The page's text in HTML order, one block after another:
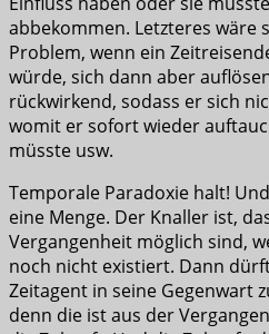
abbekommen. Letzteres wäre
Problem, wenn ein
würde, sich dann aber
rückwirkend, sodass er sich
womit er sofort wieder
müsste usw.
Temporale Paradoxie halt!
eine Menge. Der Knaller ist,
Vergangenheit möglich sind,
noch nicht existiert. Dann
Zeitagent in seine Gegenwart
denn die ist aus der